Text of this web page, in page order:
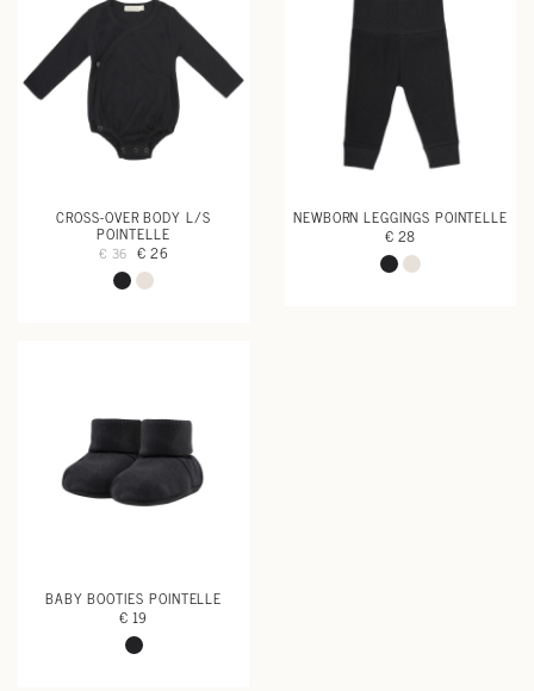
CROSS-OVER BODY L/S
POINTELLE
€ 36 € 26
NEWBORN LEGGINGS POINTELLE
€ 28
BABY BOOTIES POINTELLE
€ 19